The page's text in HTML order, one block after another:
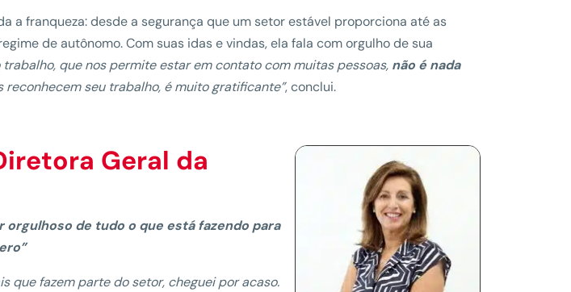
a franqueza: desde a segurança que um setor estável proporciona até as
de autônomo. Com suas idas e vindas, ela fala com orgulho de sua
trabalho, que nos permite estar em contato com muitas pessoas, não é nada
reconhecem seu trabalho, é muito gratificante”, conclui.
Geral da
orgulhoso de tudo o que está fazendo para
que fazem parte do setor, cheguei por acaso.